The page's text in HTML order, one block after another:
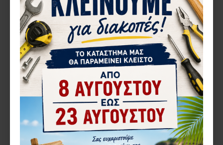
ΠΕΡΙΣΣΌΤΕΡΑ ΑΠΌ ΤΗΝ ΙΔΙΑ ΜΆΡΚΑ
ΚΙΤ ΣΥΡ/ΝΩΝ INTERBLOCK EVO D4 4ΣΗΜΕΙΩΝ ΠΟΡΤΑΣ ΓΙΑ ΟΛΕΣ ΤΙΣ ΣΕΙΡΕΣ ΑΛΟΥΜΙΝΙΟΥ
44,33€ 9,69€
ΠΕΡΙΓΡΑ΄ΦΉ
ΚΛΕΙΔΑΡΙΑ INTERBLOCK EVO ΓΙΑ ΟΛΕΣ ΤΙΣ ΣΕΙΡΕΣ ΑΛΟΥΜΙΝΙΟΥ
ΣΕ ΛΕΥΚΟ Η ΜΑΥΡΟ ΧΡΩΜΑ
ΑΞΙΟΛΟΓΉΣΕΙΣ